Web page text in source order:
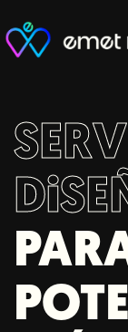
SERV
Di